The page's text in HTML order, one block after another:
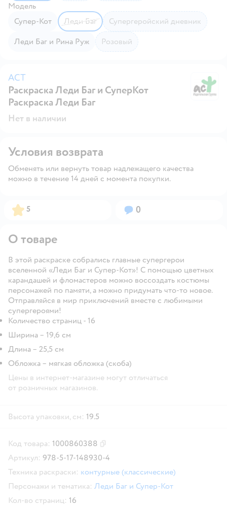
Модель
Супер-Кот
Леди Баг
Супергеройский дневник
Леди Баг и Рина Руж
Розовый
АСТ
Раскраска Леди Баг и СуперКот
Раскраска Леди Баг
Нет в наличии
Условия возврата
Обменять или вернуть товар надлежащего качества
можно в течение 14 дней с момента покупки.
Рейтинг:
5 Вопросов:
0
О товаре
В этой раскраске собрались главные супергерои
вселенной «Леди Баг и Супер-Кот»! С помощью цветных
карандашей и фломастеров можно воссоздать костюмы
персонажей по памяти, а можно придумать что-то новое.
Отправляйся в мир приключений вместе с любимыми
супергероями!
Количество страниц - 16
Ширина – 19,6 см
Длина – 25,5 см
Обложка – мягкая обложка (скоба)
Цены в интернет-магазине могут отличаться
от розничных магазинов.
Высота упаковки, см: 19.5
Код товара: 1000860388
Артикул: 978-5-17-148930-4
Техника раскраски: контурные (классические)
Персонажи и тематика: Леди Баг и Супер-Кот
Кол-во страниц: 16